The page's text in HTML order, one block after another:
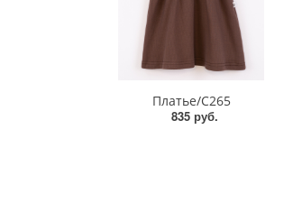
Платье/С265
835 руб.